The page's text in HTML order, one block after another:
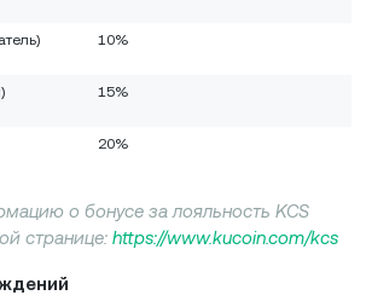
10%
15%
20%
о бонусе за лояльность KCS
странице: https://www.kucoin.com/kcs